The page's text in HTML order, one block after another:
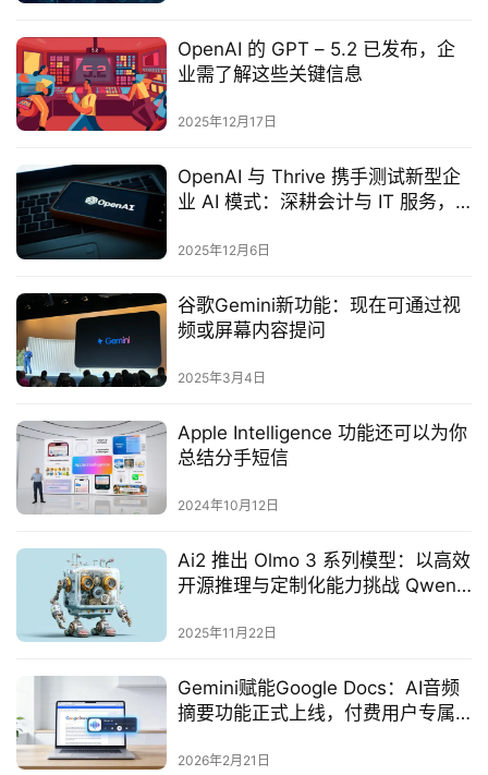
OpenAI 的 GPT – 5.2 已发布，企
业需了解这些关键信息
2025年12月17日
OpenAI 与 Thrive 携手测试新型企
业 AI 模式：深耕会计与 IT 服务，
2025年12月6日
谷歌Gemini新功能：现在可通过视
频或屏幕内容提问‌
2025年3月4日
Apple Intelligence 功能还可以为你
总结分手短信
2024年10月12日
Ai2 推出 Olmo 3 系列模型：以高效
开源推理与定制化能力挑战 Qwen
2025年11月22日
Gemini赋能Google Docs：AI音频
摘要功能正式上线，付费用户专属
2026年2月21日